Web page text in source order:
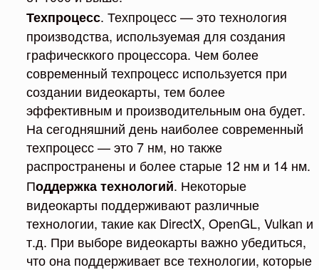
Техпроцесс. Техпроцесс — это технология
производства, используемая для создания
графическкого процессора. Чем более
современный техпроцесс используется при
создании видеокарты, тем более
эффективным и производительным она будет.
На сегодняшний день наиболее современный
техпроцесс — это 7 нм, но также
распространены и более старые 12 нм и 14 нм.
Поддержка технологий. Некоторые
видеокарты поддерживают различные
технологии, такие как DirectX, OpenGL, Vulkan и
т.д. При выборе видеокарты важно убедиться,
что она поддерживает все технологии, которые